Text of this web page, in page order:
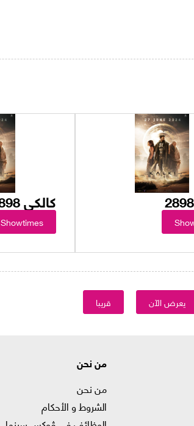
كالكي 2898
Showtimes
يعرض الآن قريبا
من نحن
من نحن
الشروط و الأحكام